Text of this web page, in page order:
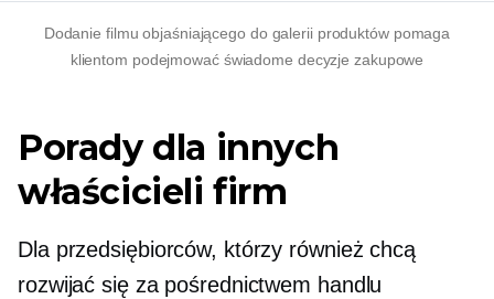
Dodanie filmu objaśniającego do galerii produktów pomaga
klientom podejmować świadome decyzje zakupowe
Porady dla innych
właścicieli firm
Dla przedsiębiorców, którzy również chcą
rozwijać się za pośrednictwem handlu